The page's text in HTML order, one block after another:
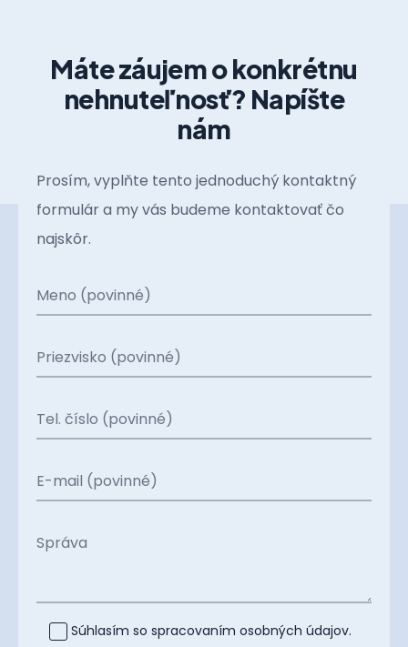
Máte záujem o konkrétnu
nehnuteľnosť? Napíšte
nám
Prosím, vyplňte tento jednoduchý kontaktný
formulár a my vás budeme kontaktovať čo
najskôr.
Meno (povinné)
Priezvisko (povinné)
Tel. číslo (povinné)
E-mail (povinné)
Správa
Súhlasím so spracovaním osobných údajov.